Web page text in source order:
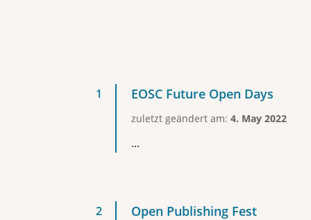
EOSC Future Open Days
zuletzt geändert am: 4. May 2022
...
Open Publishing Fest